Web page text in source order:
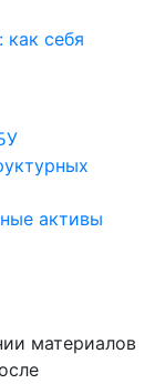
себя
активы
материалов